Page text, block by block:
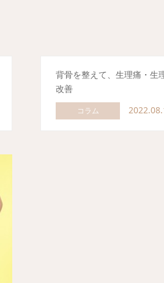
背骨を整えて、生理痛・生
改善
コラム